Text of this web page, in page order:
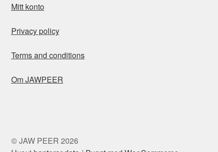
Mitt konto
Privacy policy
Terms and conditions
Om JAWPEER
© JAW PEER 2026